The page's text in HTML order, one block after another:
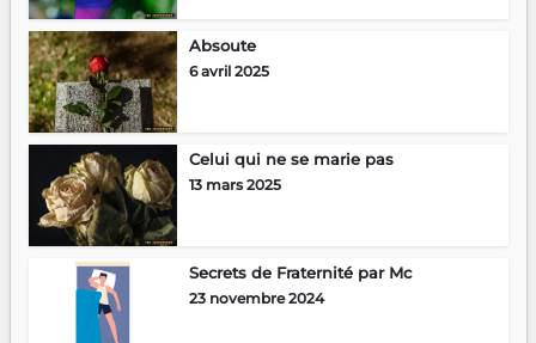
Absoute
6 avril 2025
Celui qui ne se marie pas
13 mars 2025
Secrets de Fraternité par Mc
23 novembre 2024